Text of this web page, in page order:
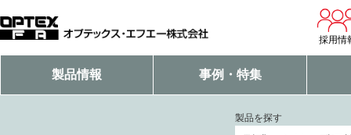
採用情
製品情報 事例・特集
製品を探す